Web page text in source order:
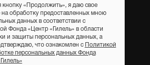
кнопку «Продолжить», я даю свое
на обработку предоставленных мною
данных в соответствии с
Фонда «Центр «Гилель» в области
и защиты персональных данных, а
что ознакомлен с
Политикой
персональных данных Фонда